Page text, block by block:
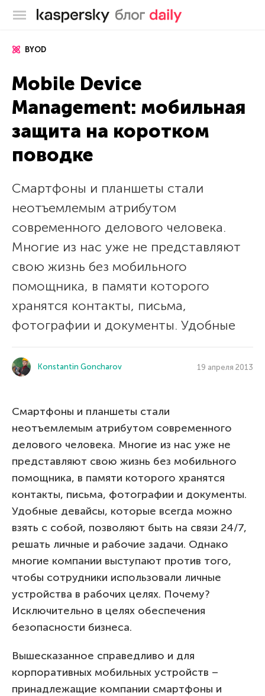
Блог Касперского
BYOD
Mobile Device
Management: мобильная
защита на коротком
поводке
Смартфоны и планшеты стали
неотъемлемым атрибутом
современного делового человека.
Многие из нас уже не представляют
свою жизнь без мобильного
помощника, в памяти которого
хранятся контакты, письма,
фотографии и документы. Удобные
Konstantin Goncharov 19 апреля 2013
Смартфоны и планшеты стали
неотъемлемым атрибутом современного
делового человека. Многие из нас уже не
представляют свою жизнь без мобильного
помощника, в памяти которого хранятся
контакты, письма, фотографии и документы.
Удобные девайсы, которые всегда можно
взять с собой, позволяют быть на связи 24/7,
решать личные и рабочие задачи. Однако
многие компании выступают против того,
чтобы сотрудники использовали личные
устройства в рабочих целях. Почему?
Исключительно в целях обеспечения
безопасности бизнеса.
Вышесказанное справедливо и для
корпоративных мобильных устройств –
принадлежащие компании смартфоны и